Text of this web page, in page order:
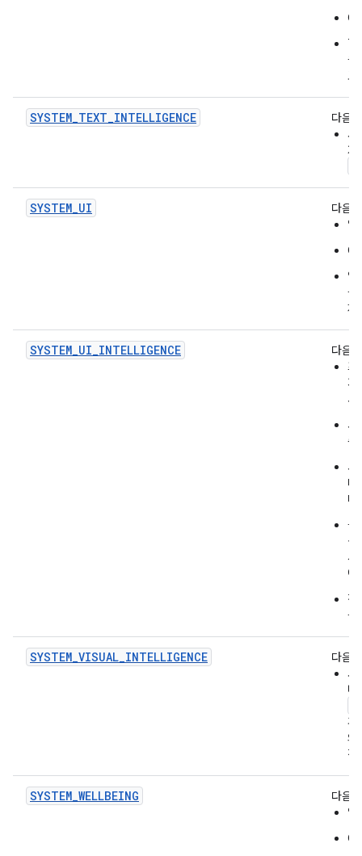
클
로
SYSTEM_TEXT_INTELLIGENCE
다음
사
자
SYSTEM_UI
다음
앱
들
제
SYSTEM_UI_INTELLIGENCE
다음
프
지
서
족
서
대
다.
블
성
시
야
직
을
SYSTEM_VISUAL_INTELLIGENCE
다음
사
내
휴
의
정
SYSTEM_WELLBEING
다음